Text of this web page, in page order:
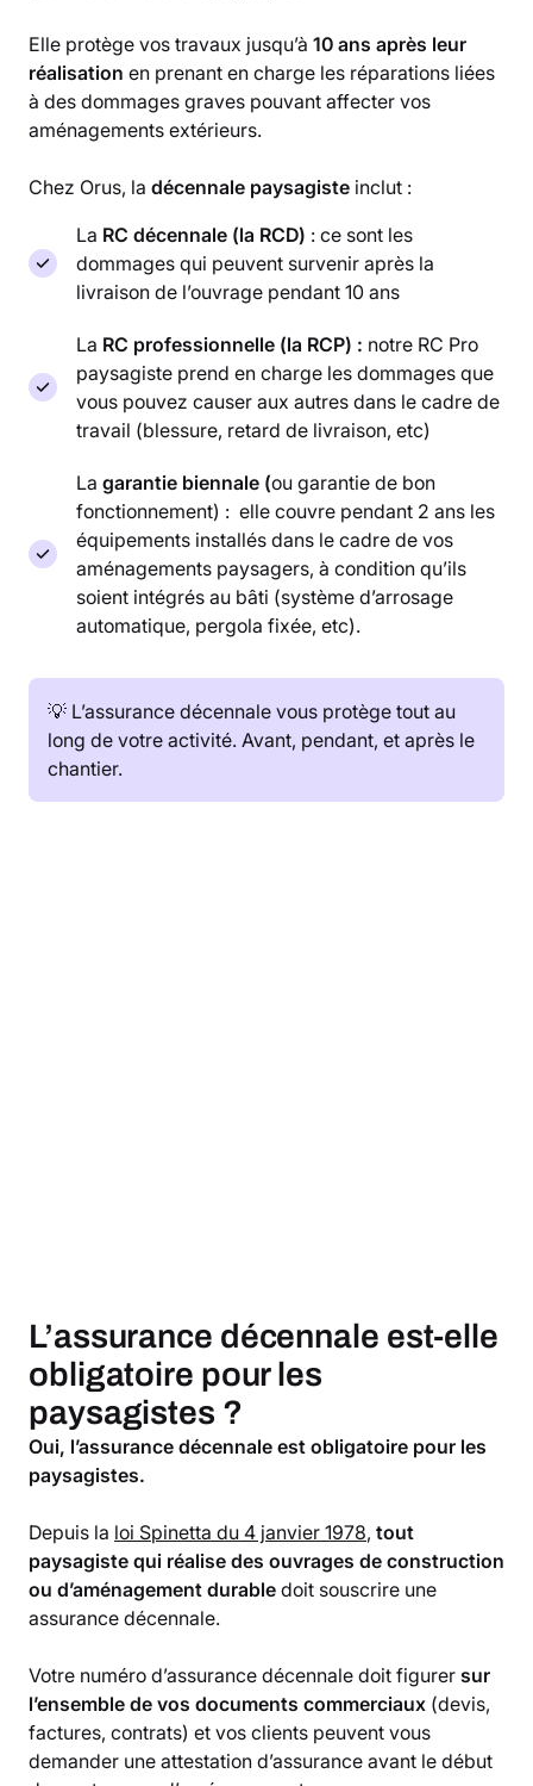
Elle protège vos travaux jusqu’à 10 ans après leur
réalisation en prenant en charge les réparations liées
à des dommages graves pouvant affecter vos
aménagements extérieurs.
Chez Orus, la décennale paysagiste inclut :
La RC décennale (la RCD) : ce sont les
dommages qui peuvent survenir après la
livraison de l’ouvrage pendant 10 ans
La RC professionnelle (la RCP) : notre RC Pro
paysagiste prend en charge les dommages que
vous pouvez causer aux autres dans le cadre de
travail (blessure, retard de livraison, etc)
La garantie biennale (ou garantie de bon
fonctionnement) : elle couvre pendant 2 ans les
équipements installés dans le cadre de vos
aménagements paysagers, à condition qu’ils
soient intégrés au bâti (système d’arrosage
automatique, pergola fixée, etc).
💡 L’assurance décennale vous protège tout au
long de votre activité. Avant, pendant, et après le
chantier.
L’assurance décennale est-elle
obligatoire pour les
paysagistes ?
Oui, l’assurance décennale est obligatoire pour les
paysagistes.
Depuis la loi Spinetta du 4 janvier 1978, tout
paysagiste qui réalise des ouvrages de construction
ou d’aménagement durable doit souscrire une
assurance décennale.
Votre numéro d’assurance décennale doit figurer sur
l’ensemble de vos documents commerciaux (devis,
factures, contrats) et vos clients peuvent vous
demander une attestation d’assurance avant le début